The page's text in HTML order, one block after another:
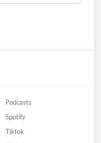
Podcasts
Spotify
Tiktok